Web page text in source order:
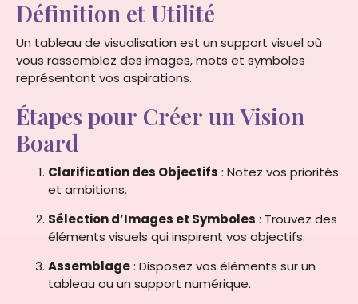
Définition et Utilité
Un tableau de visualisation est un support visuel où
vous rassemblez des images, mots et symboles
représentant vos aspirations.
Étapes pour Créer un Vision
Board
Clarification des Objectifs : Notez vos priorités
et ambitions.
Sélection d’Images et Symboles : Trouvez des
éléments visuels qui inspirent vos objectifs.
Assemblage: Disposez vos éléments sur un
tableau ou un support numérique.